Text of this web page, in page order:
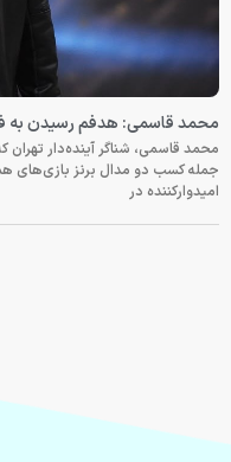
محمد قاسمی: هدفم رسیدن به فینال ۴۰۰ متر بازی‌های آسیایی
محمد قاسمی، شناگر آینده‌دار تهران
جمله کسب دو مدال برنز بازی‌های
امیدوارکننده در